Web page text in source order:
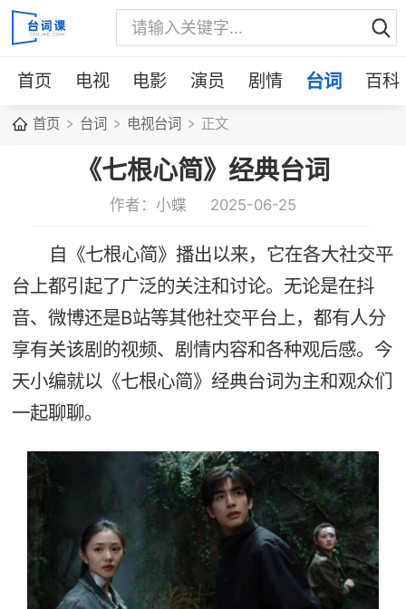
首页 电视 电影 演员 剧情 台词 百科
首页 台词 电视台词 正文
《七根心简》经典台词
作者：小蝶 2025-06-25
自《七根心简》播出以来，它在各大社交平
台上都引起了广泛的关注和讨论。无论是在抖
音、微博还是B站等其他社交平台上，都有人分
享有关该剧的视频、剧情内容和各种观后感。今
天小编就以《七根心简》经典台词为主和观众们
一起聊聊。